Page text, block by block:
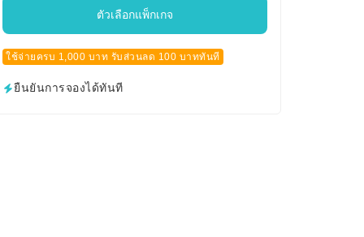
ตัวเลือกแพ็กเกจ
ใช้จ่ายครบ 1,000 บาท รับส่วนลด 100 บาททันที
ยืนยันการจองได้ทันที